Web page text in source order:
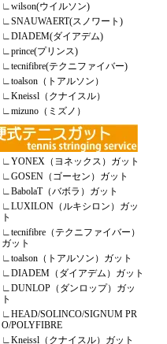
∟wilson(ウイルソン)
∟SNAUWAERT(スノワート)
∟DIADEM(ダイアデム)
∟prince(プリンス)
∟tecnifibre(テクニファイバー)
∟toalson（トアルソン）
∟Kneissl（クナイスル）
∟mizuno（ミズノ）
∟YONEX（ヨネックス）ガット
∟GOSEN（ゴーセン）ガット
∟BabolaT（バボラ）ガット
∟LUXILON（ルキシロン）ガッ
ト
∟tecnifibre（テクニファイバー）
ガット
∟toalson（トアルソン）ガット
∟DIADEM（ダイアデム）ガット
∟DUNLOP（ダンロップ）ガッ
ト
∟HEAD/SOLINCO/SIGNUM PR
O/POLYFIBRE
∟Kneissl（クナイスル）ガット